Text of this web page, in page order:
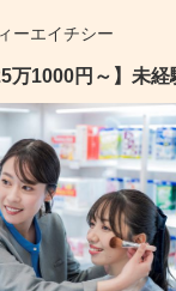
ーエイチシー
万1000円～】未